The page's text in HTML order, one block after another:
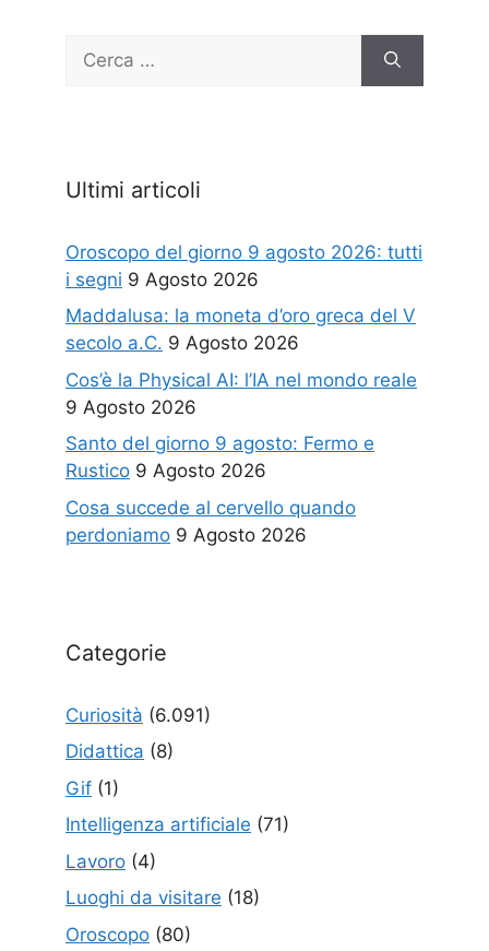
per:
Ultimi articoli
Oroscopo del giorno 9 agosto 2026: tutti
i segni 9 Agosto 2026
Maddalusa: la moneta d’oro greca del V
secolo a.C. 9 Agosto 2026
Cos’è la Physical AI: l’IA nel mondo reale
9 Agosto 2026
Santo del giorno 9 agosto: Fermo e
Rustico 9 Agosto 2026
Cosa succede al cervello quando
perdoniamo 9 Agosto 2026
Categorie
Curiosità (6.091)
Didattica (8)
Gif (1)
Intelligenza artificiale (71)
Lavoro (4)
Luoghi da visitare (18)
Oroscopo (80)